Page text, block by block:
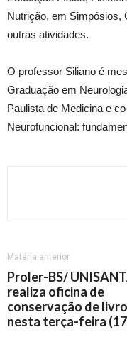
Nutrição, em Simpósios,
outras atividades.
O professor Siliano é
Graduação em
Paulista de Medicina e
Neurofuncional:
Matéria anterior
Proler-BS/
realiza oficina de
conservação de
nesta terça-feira